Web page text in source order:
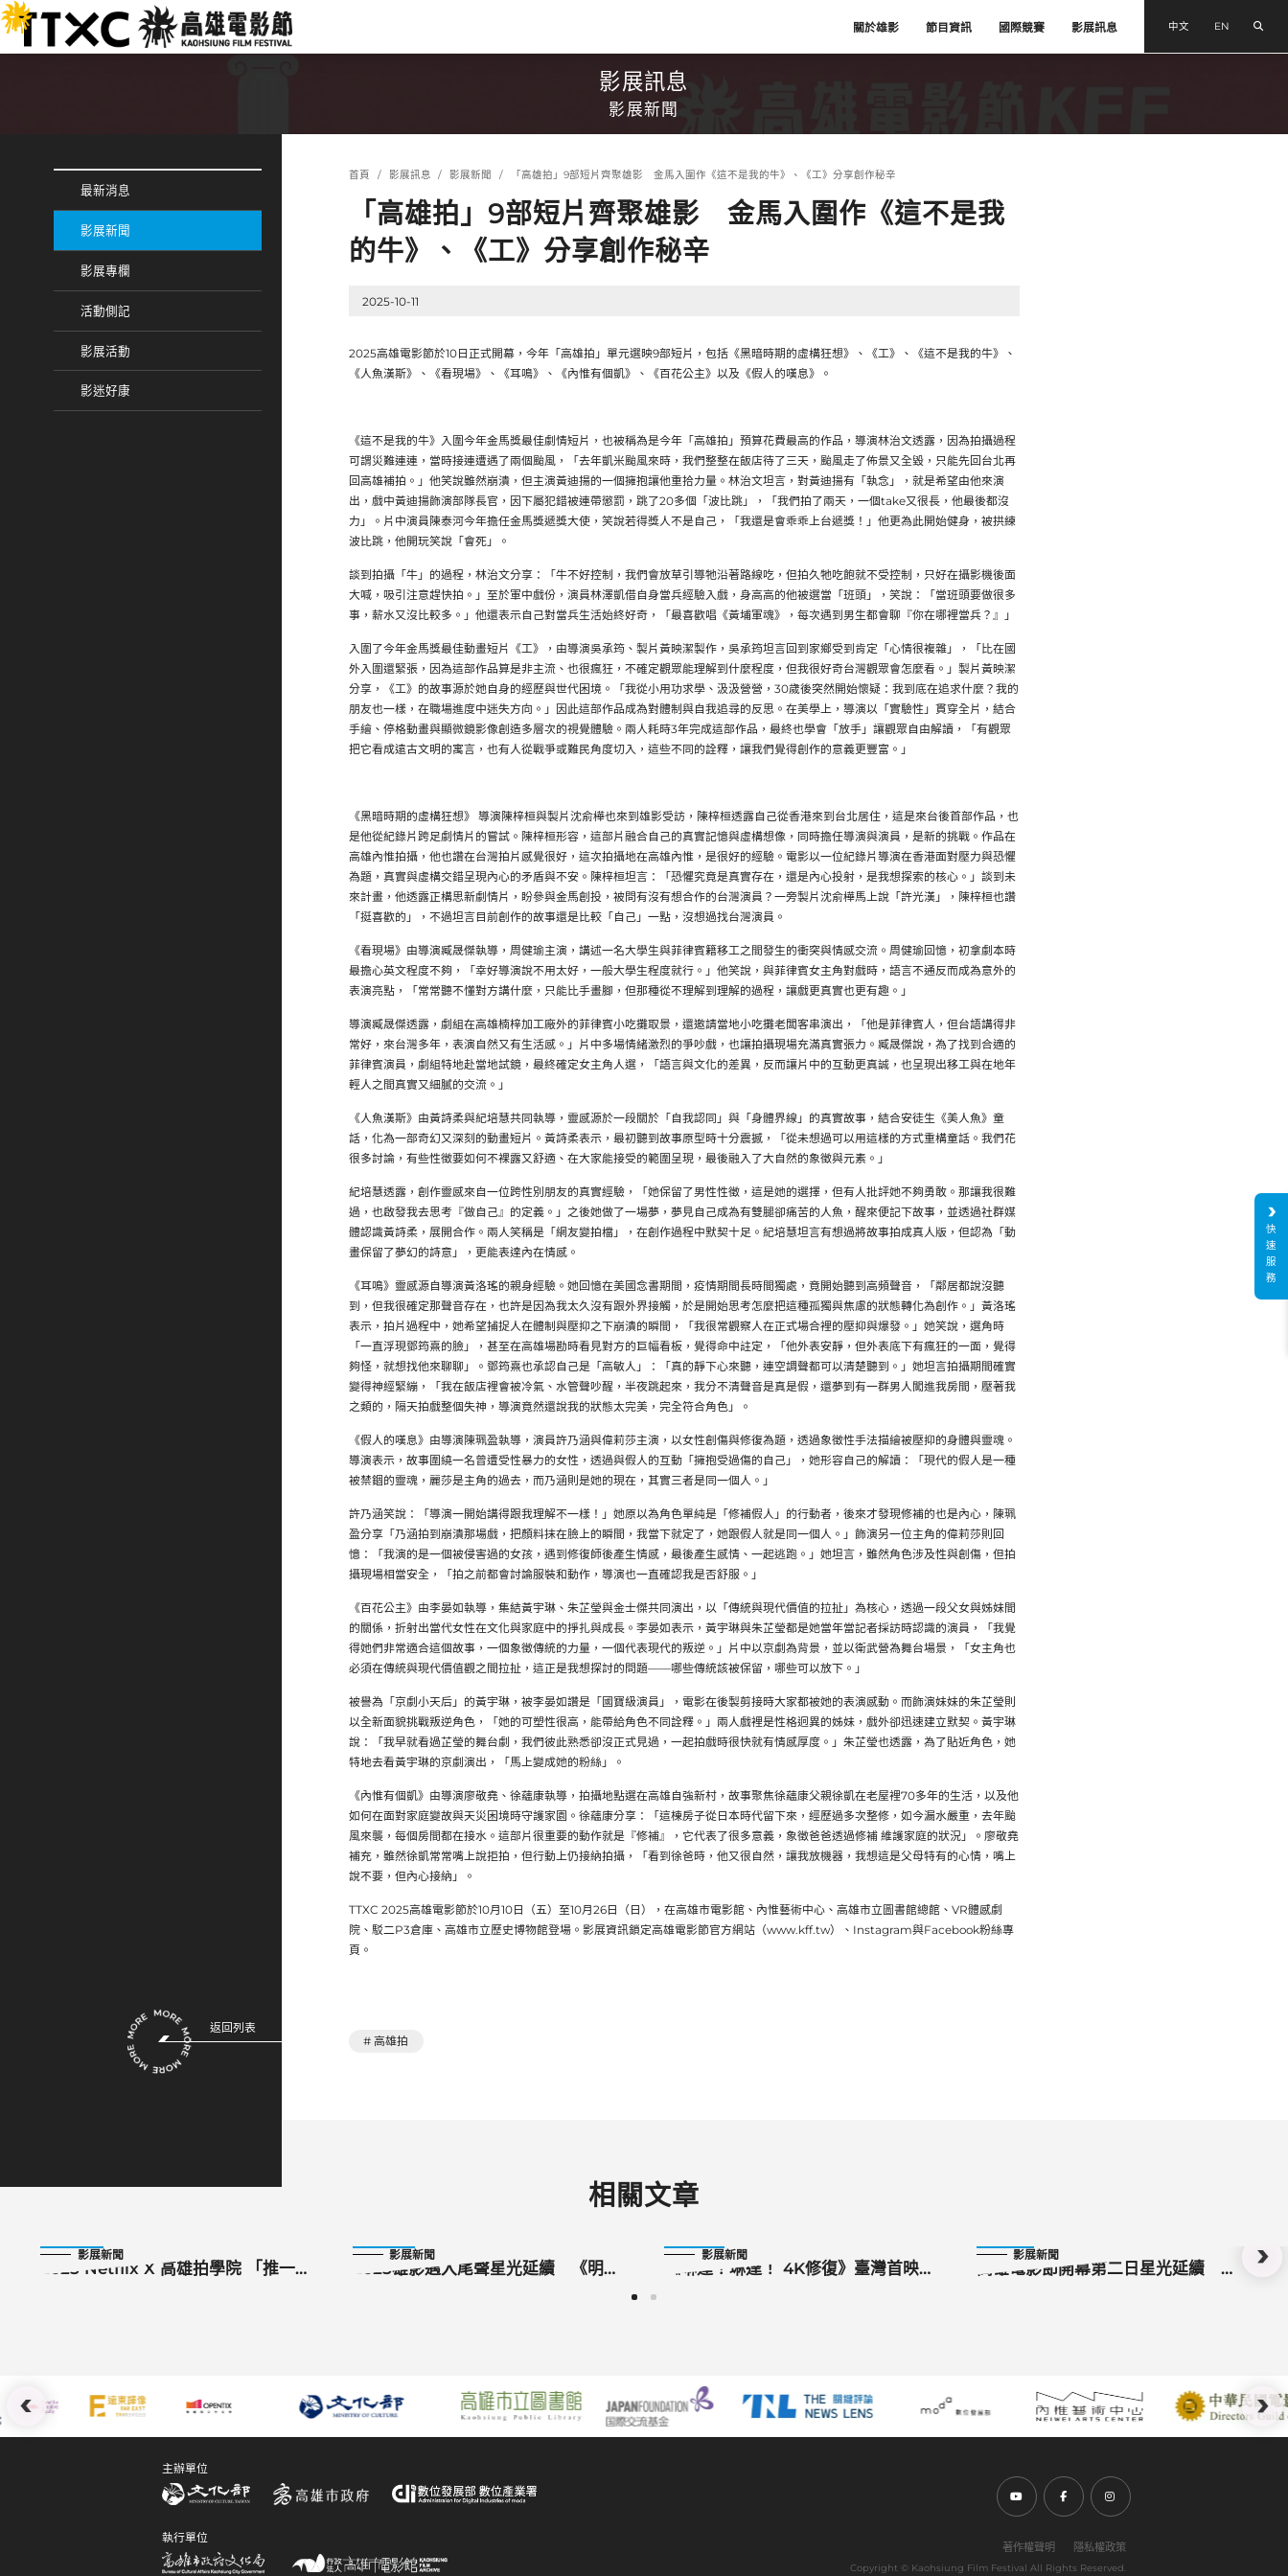
跳
到
主
:::
關於雄影 節目資訊 國際競賽 影展訊息 中文 EN
影展訊息
影展新聞
最新消息
影展新聞
影展專欄
活動側記
影展活動
影迷好康
首頁 影展訊息 影展新聞 「高雄拍」9部短片齊聚雄影 金馬入圍作《這不是我的牛》、《工》分享創作秘辛
「高雄拍」9部短片齊聚雄影 金馬入圍作《這不是我
的牛》、《工》分享創作秘辛
2025-10-11
2025高雄電影節於10日正式開幕，今年「高雄拍」單元選映9部短片，包括《黑暗時期的虛構狂想》、《工》、《這不是我的牛》、
《人魚漢斯》、《看現場》、《耳鳴》、《內惟有個凱》、《百花公主》以及《假人的嘆息》。
《這不是我的牛》入圍今年金馬獎最佳劇情短片，也被稱為是今年「高雄拍」預算花費最高的作品，導演林治文透露，因為拍攝過程
可謂災難連連，當時接連遭遇了兩個颱風，「去年凱米颱風來時，我們整整在飯店待了三天，颱風走了佈景又全毀，只能先回台北再
回高雄補拍。」他笑說雖然崩潰，但主演黃迪揚的一個擁抱讓他重拾力量。林治文坦言，對黃迪揚有「執念」，就是希望由他來演
出，戲中黃迪揚飾演部隊長官，因下屬犯錯被連帶懲罰，跳了20多個「波比跳」，「我們拍了兩天，一個take又很長，他最後都沒
力」。片中演員陳泰河今年擔任金馬獎遞獎大使，笑說若得獎人不是自己，「我還是會乖乖上台遞獎！」他更為此開始健身，被拱練
波比跳，他開玩笑說「會死」。
談到拍攝「牛」的過程，林治文分享：「牛不好控制，我們會放草引導牠沿著路線吃，但拍久牠吃飽就不受控制，只好在攝影機後面
大喊，吸引注意趕快拍。」至於軍中戲份，演員林澤凱借自身當兵經驗入戲，身高高的他被選當「班頭」，笑說：「當班頭要做很多
事，薪水又沒比較多。」他還表示自己對當兵生活始終好奇，「最喜歡唱《黃埔軍魂》，每次遇到男生都會聊『你在哪裡當兵？』」
入圍了今年金馬獎最佳動畫短片《工》，由導演吳承筠、製片黃映潔製作，吳承筠坦言回到家鄉受到肯定「心情很複雜」，「比在國
外入圍還緊張，因為這部作品算是非主流、也很瘋狂，不確定觀眾能理解到什麼程度，但我很好奇台灣觀眾會怎麼看。」製片黃映潔
分享，《工》的故事源於她自身的經歷與世代困境。「我從小用功求學、汲汲營營，30歲後突然開始懷疑：我到底在追求什麼？我的
朋友也一樣，在職場進度中迷失方向。」因此這部作品成為對體制與自我追尋的反思。在美學上，導演以「實驗性」貫穿全片，結合
手繪、停格動畫與顯微鏡影像創造多層次的視覺體驗。兩人耗時3年完成這部作品，最終也學會「放手」讓觀眾自由解讀，「有觀眾
把它看成遠古文明的寓言，也有人從戰爭或難民角度切入，這些不同的詮釋，讓我們覺得創作的意義更豐富。」
《黑暗時期的虛構狂想》 導演陳梓桓與製片沈俞樺也來到雄影受訪，陳梓桓透露自己從香港來到台北居住，這是來台後首部作品，也
是他從紀錄片跨足劇情片的嘗試。陳梓桓形容，這部片融合自己的真實記憶與虛構想像，同時擔任導演與演員，是新的挑戰。作品在
高雄內惟拍攝，他也讚在台灣拍片感覺很好，這次拍攝地在高雄內惟，是很好的經驗。電影以一位紀錄片導演在香港面對壓力與恐懼
為題，真實與虛構交錯呈現內心的矛盾與不安。陳梓桓坦言：「恐懼究竟是真實存在，還是內心投射，是我想探索的核心。」談到未
來計畫，他透露正構思新劇情片，盼參與金馬創投，被問有沒有想合作的台灣演員？一旁製片沈俞樺馬上說「許光漢」，陳梓桓也讚
「挺喜歡的」，不過坦言目前創作的故事還是比較「自己」一點，沒想過找台灣演員。
《看現場》由導演臧晟傑執導，周健瑜主演，講述一名大學生與菲律賓籍移工之間發生的衝突與情感交流。周健瑜回憶，初拿劇本時
最擔心英文程度不夠，「幸好導演說不用太好，一般大學生程度就行。」他笑說，與菲律賓女主角對戲時，語言不通反而成為意外的
表演亮點，「常常聽不懂對方講什麼，只能比手畫腳，但那種從不理解到理解的過程，讓戲更真實也更有趣。」
導演臧晟傑透露，劇組在高雄楠梓加工廠外的菲律賓小吃攤取景，還邀請當地小吃攤老闆客串演出，「他是菲律賓人，但台語講得非
常好，來台灣多年，表演自然又有生活感。」片中多場情緒激烈的爭吵戲，也讓拍攝現場充滿真實張力。臧晟傑說，為了找到合適的
菲律賓演員，劇組特地赴當地試鏡，最終確定女主角人選，「語言與文化的差異，反而讓片中的互動更真誠，也呈現出移工與在地年
輕人之間真實又細膩的交流。」
《人魚漢斯》由黃詩柔與紀培慧共同執導，靈感源於一段關於「自我認同」與「身體界線」的真實故事，結合安徒生《美人魚》童
話，化為一部奇幻又深刻的動畫短片。黃詩柔表示，最初聽到故事原型時十分震撼，「從未想過可以用這樣的方式重構童話。我們花
很多討論，有些性徵要如何不裸露又舒適、在大家能接受的範圍呈現，最後融入了大自然的象徵與元素。」
紀培慧透露，創作靈感來自一位跨性別朋友的真實經驗，「她保留了男性性徵，這是她的選擇，但有人批評她不夠勇敢。那讓我很難
過，也啟發我去思考『做自己』的定義。」之後她做了一場夢，夢見自己成為有雙腿卻痛苦的人魚，醒來便記下故事，並透過社群媒
體認識黃詩柔，展開合作。兩人笑稱是「網友變拍檔」，在創作過程中默契十足。紀培慧坦言有想過將故事拍成真人版，但認為「動
畫保留了夢幻的詩意」，更能表達內在情感。
《耳鳴》靈感源自導演黃洛瑤的親身經驗。她回憶在美國念書期間，疫情期間長時間獨處，竟開始聽到高頻聲音，「鄰居都說沒聽
到，但我很確定那聲音存在，也許是因為我太久沒有跟外界接觸，於是開始思考怎麼把這種孤獨與焦慮的狀態轉化為創作。」黃洛瑤
表示，拍片過程中，她希望捕捉人在體制與壓抑之下崩潰的瞬間，「我很常觀察人在正式場合裡的壓抑與爆發。」她笑說，選角時
「一直浮現鄧筠熹的臉」，甚至在高雄場勘時看見對方的巨幅看板，覺得命中註定，「他外表安靜，但外表底下有瘋狂的一面，覺得
夠怪，就想找他來聊聊」。鄧筠熹也承認自己是「高敏人」：「真的靜下心來聽，連空調聲都可以清楚聽到。」她坦言拍攝期間確實
變得神經緊繃，「我在飯店裡會被冷氣、水管聲吵醒，半夜跳起來，我分不清聲音是真是假，還夢到有一群男人闖進我房間，壓著我
之類的，隔天拍戲整個失神，導演竟然還說我的狀態太完美，完全符合角色」。
《假人的嘆息》由導演陳珮盈執導，演員許乃涵與偉莉莎主演，以女性創傷與修復為題，透過象徵性手法描繪被壓抑的身體與靈魂。
導演表示，故事圍繞一名曾遭受性暴力的女性，透過與假人的互動「擁抱受過傷的自己」，她形容自己的解讀：「現代的假人是一種
被禁錮的靈魂，麗莎是主角的過去，而乃涵則是她的現在，其實三者是同一個人。」
許乃涵笑說：「導演一開始講得跟我理解不一樣！」她原以為角色單純是「修補假人」的行動者，後來才發現修補的也是內心，陳珮
盈分享「乃涵拍到崩潰那場戲，把顏料抹在臉上的瞬間，我當下就定了，她跟假人就是同一個人。」飾演另一位主角的偉莉莎則回
憶：「我演的是一個被侵害過的女孩，遇到修復師後產生情感，最後產生感情、一起逃跑。」她坦言，雖然角色涉及性與創傷，但拍
攝現場相當安全，「拍之前都會討論服裝和動作，導演也一直確認我是否舒服。」
《百花公主》由李晏如執導，集結黃宇琳、朱芷瑩與金士傑共同演出，以「傳統與現代價值的拉扯」為核心，透過一段父女與姊妹間
的關係，折射出當代女性在文化與家庭中的掙扎與成長。李晏如表示，黃宇琳與朱芷瑩都是她當年當記者採訪時認識的演員，「我覺
得她們非常適合這個故事，一個象徵傳統的力量，一個代表現代的叛逆。」片中以京劇為背景，並以衛武營為舞台場景，「女主角也
必須在傳統與現代價值觀之間拉扯，這正是我想探討的問題——哪些傳統該被保留，哪些可以放下。」
被譽為「京劇小天后」的黃宇琳，被李晏如讚是「國寶級演員」，電影在後製剪接時大家都被她的表演感動。而飾演妹妹的朱芷瑩則
以全新面貌挑戰叛逆角色，「她的可塑性很高，能帶給角色不同詮釋。」兩人戲裡是性格迥異的姊妹，戲外卻迅速建立默契。黃宇琳
說：「我早就看過芷瑩的舞台劇，我們彼此熟悉卻沒正式見過，一起拍戲時很快就有情感厚度。」朱芷瑩也透露，為了貼近角色，她
特地去看黃宇琳的京劇演出，「馬上變成她的粉絲」。
《內惟有個凱》由導演廖敬堯、徐蘊康執導，拍攝地點選在高雄自強新村，故事聚焦徐蘊康父親徐凱在老屋裡70多年的生活，以及他
如何在面對家庭變故與天災困境時守護家園。徐蘊康分享：「這棟房子從日本時代留下來，經歷過多次整修，如今漏水嚴重，去年颱
風來襲，每個房間都在接水。這部片很重要的動作就是『修補』，它代表了很多意義，象徵爸爸透過修補 維護家庭的狀況」。廖敬堯
補充，雖然徐凱常常嘴上說拒拍，但行動上仍接納拍攝，「看到徐爸時，他又很自然，讓我放機器，我想這是父母特有的心情，嘴上
說不要，但內心接納」。
TTXC 2025高雄電影節於10月10日（五）至10月26日（日），在高雄市電影館、內惟藝術中心、高雄市立圖書館總館、VR體感劇
院、駁二P3倉庫、高雄市立歷史博物館登場。影展資訊鎖定高雄電影節官方網站（www.kff.tw）、Instagram與Facebook粉絲專
頁。
# 高雄拍
返回列表
相關文章
影展新聞
2025 Netflix X 高雄拍學院 「推一把
影展新聞
2025雄影邁入尾聲星光延續 《明日
影展新聞
《琳達！琳達！ 4K修復》臺灣首映
影展新聞
高雄電影節開幕第二日星光延續
主辦單位
執行單位
前往Youtube頻道(另開新視窗)
前往Facebook粉絲團(另開新視窗)
前往Instagram粉絲團(另開新視窗)
著作權聲明 隱私權政策
Copyright ©︎ Kaohsiung Film Festival All Rights Reserved.
快
速
服
務